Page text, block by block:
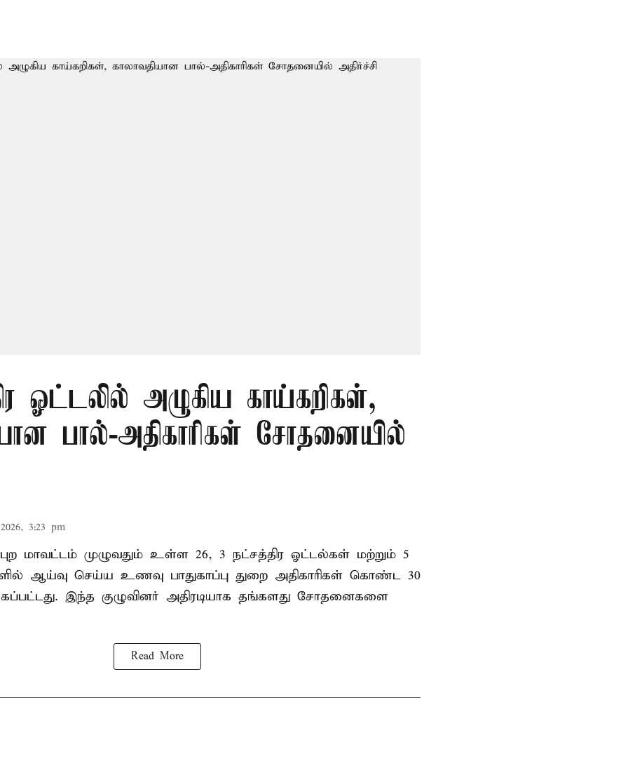
ஓட்டலில் அழுகிய காய்கறிகள்,
பால்-அதிகாரிகள் சோதனையில்
3:23 pm
மாவட்டம் முழுவதும் உள்ள 26, 3 நட்சத்திர ஓட்டல்கள் மற்றும் 5
ஆய்வு செய்ய உணவு பாதுகாப்பு துறை அதிகாரிகள் கொண்ட 30
இந்த குழுவினர் அதிரடியாக தங்களது சோதனைகளை
Read More